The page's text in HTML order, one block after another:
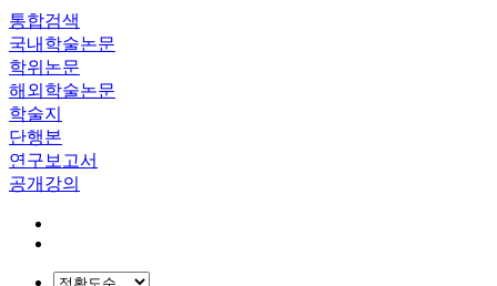
통합검색
국내학술논문
학위논문
해외학술논문
학술지
단행본
연구보고서
공개강의